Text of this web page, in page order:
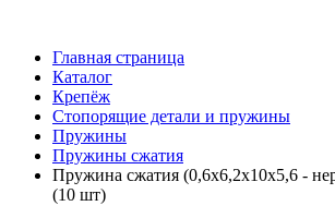
Главная страница
Каталог
Крепёж
Стопорящие детали и пружины
Пружины
Пружины сжатия
Пружина сжатия (0,6x6,2x10x5,6 -
(10 шт)